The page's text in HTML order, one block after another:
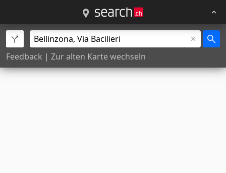
Feedback | Zur alten Karte wechseln